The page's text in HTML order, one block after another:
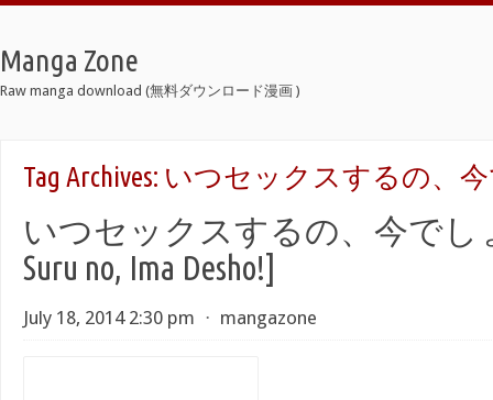
Manga Zone
Raw manga download (無料ダウンロード漫画 )
Tag Archives: いつセックスするの、
いつセックスするの、今でし
Suru no, Ima Desho!]
July 18, 2014 2:30 pm ⋅ mangazone